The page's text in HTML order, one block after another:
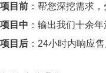
项目前 ：帮您深挖需求
项目中 ：输出我们十余
项目后 ：24小时内响应